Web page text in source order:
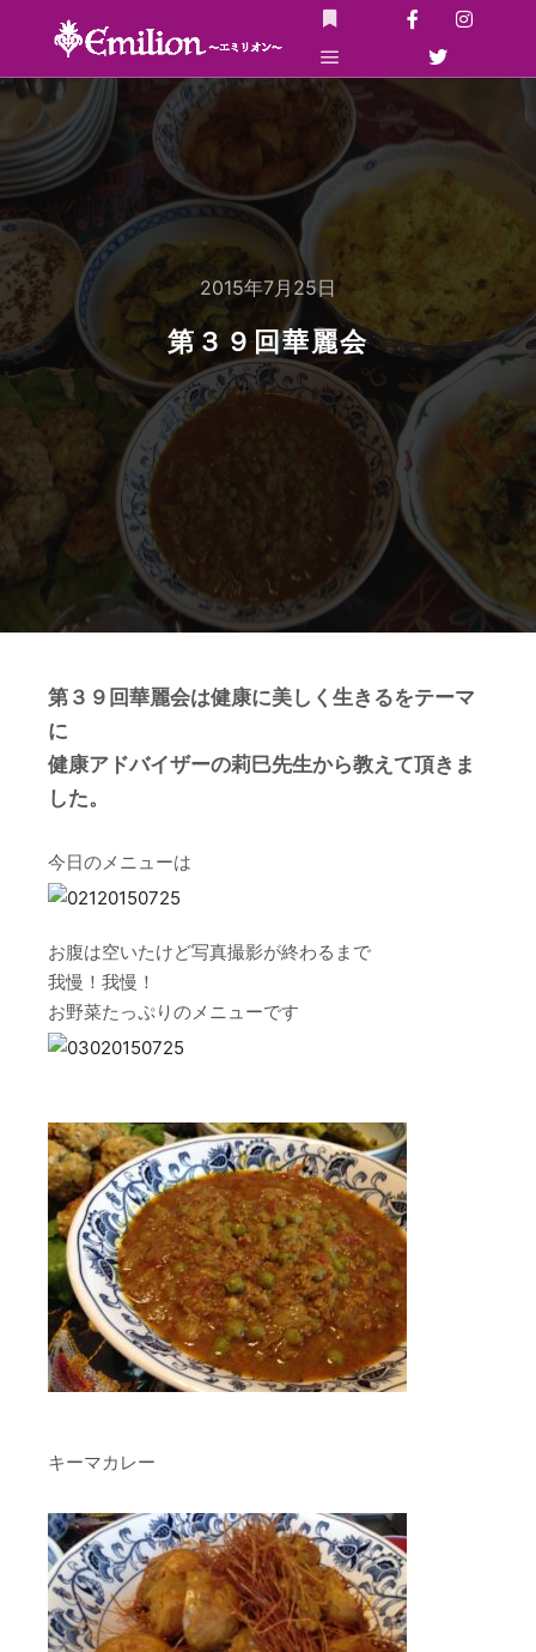
詳細
メインメニュー
2015年7月25日
第３９回華麗会
第３９回華麗会は健康に美しく生きるをテーマ
に
健康アドバイザーの莉巳先生から教えて頂きま
した。
今日のメニューは
お腹は空いたけど写真撮影が終わるまで
我慢！我慢！
お野菜たっぷりのメニューです
キーマカレー